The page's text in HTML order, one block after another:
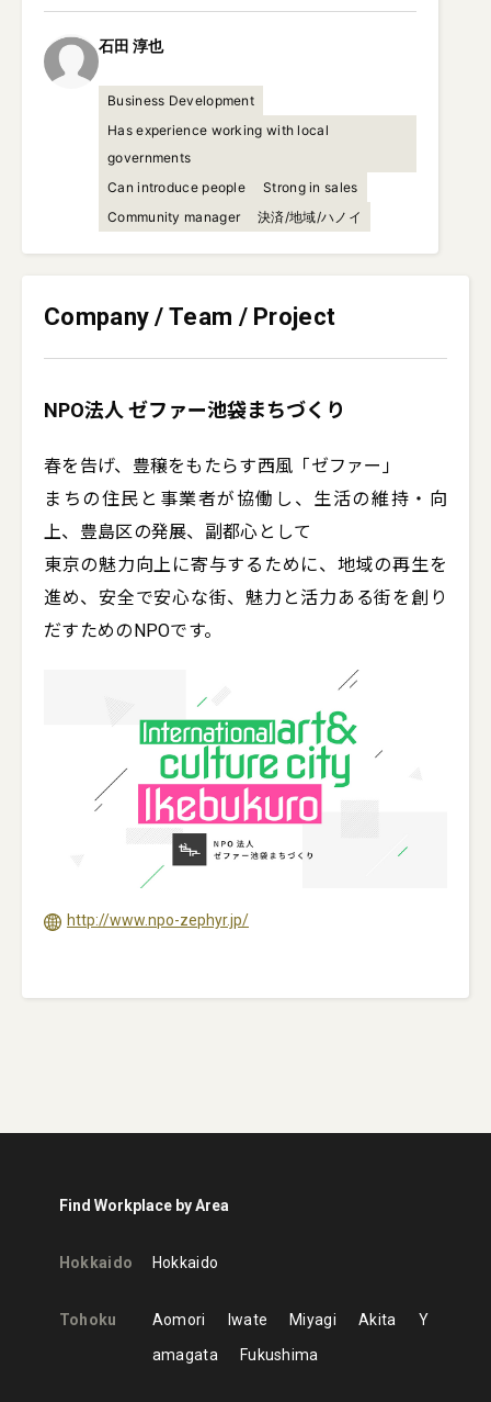
石田 淳也
Business Development
Has experience working with local
governments
Can introduce people
Strong in sales
Community manager
決済/地域/ハノイ
Company / Team / Project
http://www.npo-zephyr.jp/
NPO法人 ゼファー池袋まちづくり
春を告げ、豊穣をもたらす西風「ゼファー」
まちの住民と事業者が協働し、生活の維持・向
上、豊島区の発展、副都心として
東京の魅力向上に寄与するために、地域の再生を
進め、安全で安心な街、魅力と活力ある街を創り
だすためのNPOです。
Find Workplace by Area
Hokkaido Hokkaido
Tohoku Aomori Iwate Miyagi Akita
Y
amagata
Fukushima